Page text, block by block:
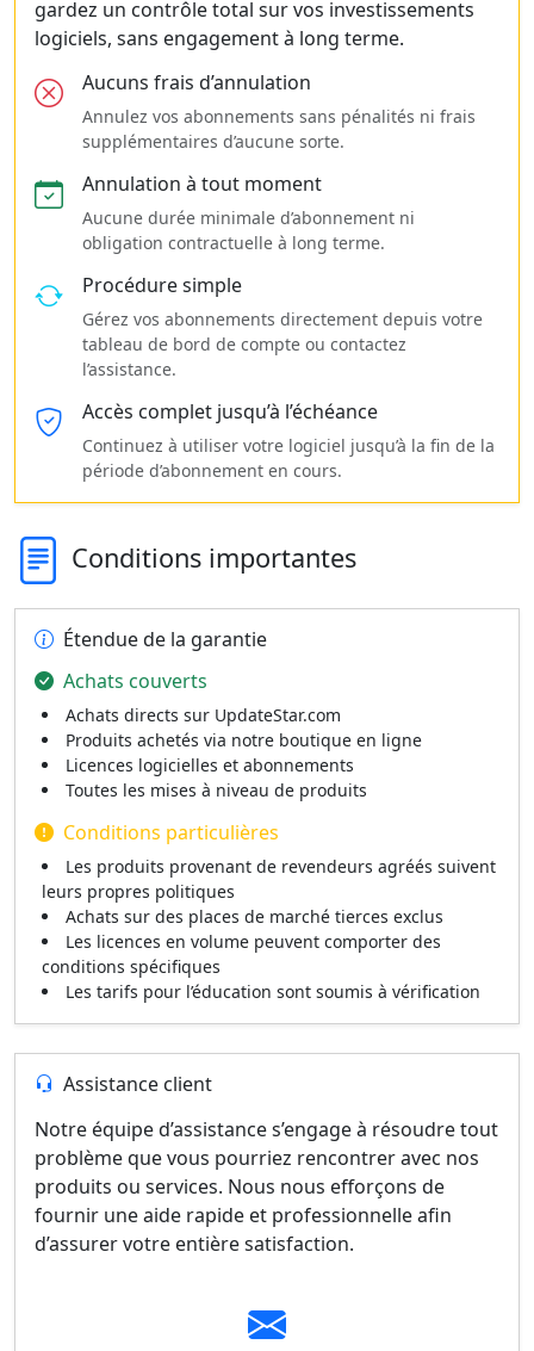
gardez un contrôle total sur vos investissements
logiciels, sans engagement à long terme.
Aucuns frais d’annulation
Annulez vos abonnements sans pénalités ni frais
supplémentaires d’aucune sorte.
Annulation à tout moment
Aucune durée minimale d’abonnement ni
obligation contractuelle à long terme.
Procédure simple
Gérez vos abonnements directement depuis votre
tableau de bord de compte ou contactez
l’assistance.
Accès complet jusqu’à l’échéance
Continuez à utiliser votre logiciel jusqu’à la fin de la
période d’abonnement en cours.
Conditions importantes
Étendue de la garantie
Achats couverts
Achats directs sur UpdateStar.com
Produits achetés via notre boutique en ligne
Licences logicielles et abonnements
Toutes les mises à niveau de produits
Conditions particulières
Les produits provenant de revendeurs agréés suivent
leurs propres politiques
Achats sur des places de marché tierces exclus
Les licences en volume peuvent comporter des
conditions spécifiques
Les tarifs pour l’éducation sont soumis à vérification
Assistance client
Notre équipe d’assistance s’engage à résoudre tout
problème que vous pourriez rencontrer avec nos
produits ou services. Nous nous efforçons de
fournir une aide rapide et professionnelle afin
d’assurer votre entière satisfaction.